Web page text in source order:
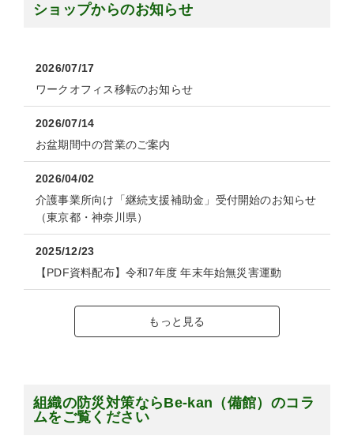
ショップからのお知らせ
2026/07/17
ワークオフィス移転のお知らせ
2026/07/14
お盆期間中の営業のご案内
2026/04/02
介護事業所向け「継続支援補助金」受付開始のお知らせ
（東京都・神奈川県）
2025/12/23
【PDF資料配布】令和7年度 年末年始無災害運動
もっと見る
組織の防災対策ならBe-kan（備館）のコラ
ムをご覧ください